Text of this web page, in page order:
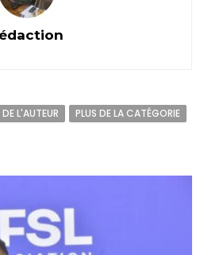
DE L'AUTEUR PLUS DE LA CATÉGORIE